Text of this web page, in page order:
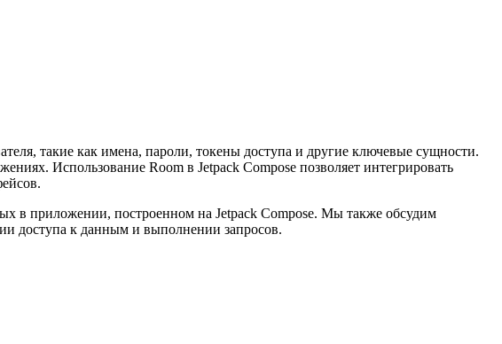
такие как имена, пароли, токены доступа и другие ключевые сущности.
Использование Room в Jetpack Compose позволяет интегрировать
в приложении, построенном на Jetpack Compose. Мы также обсудим
доступа к данным и выполнении запросов.